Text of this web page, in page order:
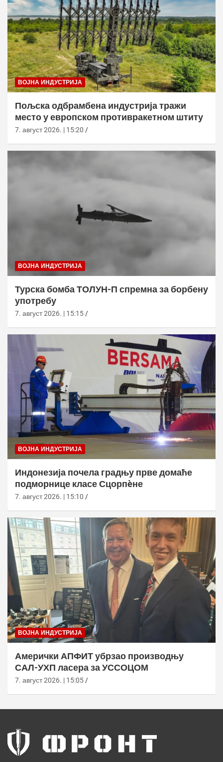
ВОЈНА ИНДУСТРИЈА
Пољска одбрамбена индустрија тражи
место у европском противракетном штиту
7. август 2026. | 15:20
ВОЈНА ИНДУСТРИЈА
Турска бомба ТОЛУН-П спремна за борбену
употребу
7. август 2026. | 15:15
ВОЈНА ИНДУСТРИЈА
Индонезија почела градњу прве домаће
подморнице класе Сцорпèне
7. август 2026. | 15:10
ВОЈНА ИНДУСТРИЈА
Амерички АПФИТ убрзао производњу
САЛ-УХП ласера за УССОЦОМ
7. август 2026. | 15:05